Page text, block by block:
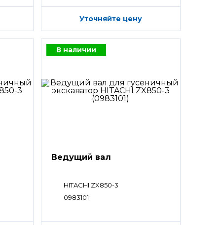
Уточняйте цену
В наличии
Ведущий вал
HITACHI ZX850-3
0983101